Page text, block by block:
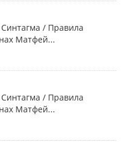
/ Правила
Матфей...
/ Правила
Матфей...